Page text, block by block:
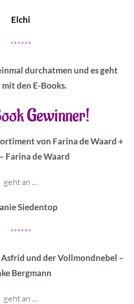
Elchi
******
durchatmen und es geht
den E-Books.
Gewinner!
von Farina de Waard +
Farina de Waard
geht an …
Siedentop
******
Asfrid und der Vollmondnebel –
Bergmann
geht an …